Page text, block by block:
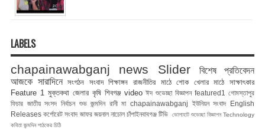
LABELS
chapainawabganj news Slider
বিশেষ প্রতিবেদন
আজকে সারাদিনে সংগঠন সংবাদ শিক্ষাঙ্গন রাজনীতির মাঠে শোক খেলার মাঠে
সাক্ষাৎকার
Feature 1 মুক্তকথা জেলার কৃষি শিবগঞ্জ video ঈদ শুভেচ্ছা বিজ্ঞাপন featured1
গোমস্তাপুর
ফিচার জাতীয় সংসদ নির্বাচন শুভ জন্মদিন রানী মা chapainawabganj ইউনিয়ন সংবাদ English
Releases কর্পোরেট সংবাদ জাফর জয়নাল নাচোল চাঁপাইনবাবগঞ্জ টিভি ভোলাহাট শুভেচ্ছা বিজ্ঞাপন Technology
কবিতা জন্মদিন পাঠকের চিঠি